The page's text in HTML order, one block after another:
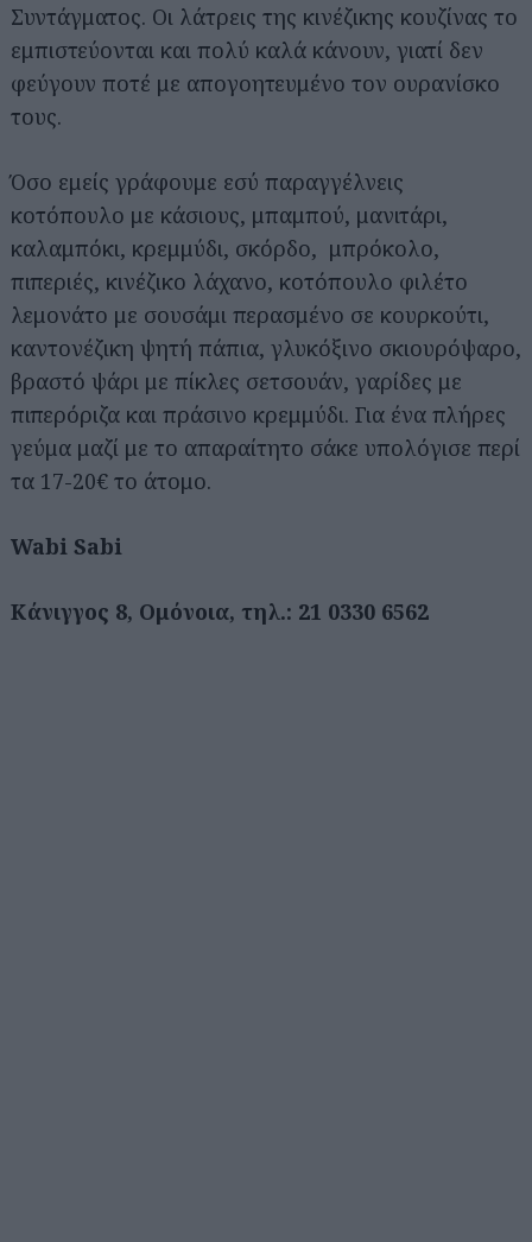
Συντάγματος. Οι λάτρεις της κινέζικης κουζίνας το
εμπιστεύονται και πολύ καλά κάνουν, γιατί δεν
φεύγουν ποτέ με απογοητευμένο τον ουρανίσκο
τους.
Όσο εμείς γράφουμε εσύ παραγγέλνεις
κοτόπουλο με κάσιους, μπαμπού, μανιτάρι,
καλαμπόκι, κρεμμύδι, σκόρδο, μπρόκολο,
πιπεριές, κινέζικο λάχανο, κοτόπουλο φιλέτο
λεμονάτο με σουσάμι περασμένο σε κουρκούτι,
καντονέζικη ψητή πάπια, γλυκόξινο σκιουρόψαρο,
βραστό ψάρι με πίκλες σετσουάν, γαρίδες με
πιπερόριζα και πράσινο κρεμμύδι. Για ένα πλήρες
γεύμα μαζί με το απαραίτητο σάκε υπολόγισε περί
τα 17-20€ το άτομο.
Wabi Sabi
Κάνιγγος 8, Ομόνοια, τηλ.: 21 0330 6562